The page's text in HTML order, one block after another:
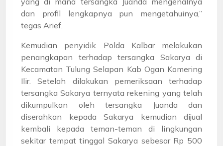
dan profil lengkapnya pun mengetahuinya,”
tegas Arief.
Kemudian penyidik Polda Kalbar melakukan
penangkapan terhadap tersangka Sakarya di
Kecamatan Tulung Selapan Kab Ogan Komering
Ilir. Setelah dilakukan pemeriksaan terhadap
tersangka Sakarya ternyata rekening yang telah
dikumpulkan oleh tersangka Juanda dan
diserahkan kepada Sakarya kemudian dijual
kembali kepada teman-teman di lingkungan
sekitar tempat tinggal Sakarya sebesar Rp 500